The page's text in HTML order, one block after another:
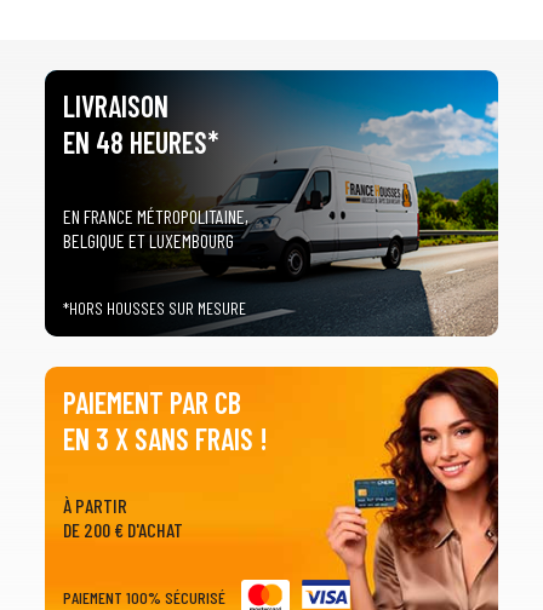
LIVRAISON
EN 48 HEURES*
EN FRANCE MÉTROPOLITAINE,
BELGIQUE ET LUXEMBOURG
*HORS HOUSSES SUR MESURE
PAIEMENT PAR CB
EN 3 X SANS FRAIS !
À PARTIR
DE 200 € D'ACHAT
PAIEMENT 100% SÉCURISÉ